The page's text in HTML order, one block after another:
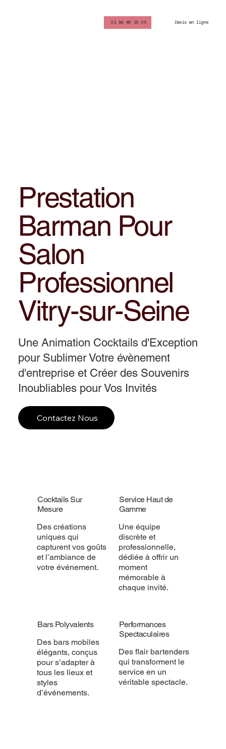
01 84 80 29 05 Devis en ligne
Prestation
Barman Pour
Salon
Professionnel
Vitry-sur-Seine
Une Animation Cocktails d'Exception
pour Sublimer Votre évènement
d'entreprise et Créer des Souvenirs
Inoubliables pour Vos Invités
Contactez Nous
Cocktails Sur
Mesure
Des créations
uniques qui
capturent vos goûts
et l’ambiance de
votre événement.
Service Haut de
Gamme
Une équipe
discrète et
professionnelle,
dédiée à offrir un
moment
mémorable à
chaque invité.
Bars Polyvalents
Des bars mobiles
élégants, conçus
pour s’adapter à
tous les lieux et
styles
d’événements.
Performances
Spectaculaires
Des flair bartenders
qui transforment le
service en un
véritable spectacle.